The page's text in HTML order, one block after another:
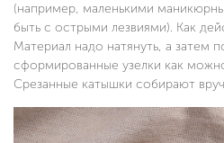
(например, маленькими
быть с острыми лезвиями). Как
Материал надо натянуть, а затем
сформированные узелки как
Срезанные катышки собирают